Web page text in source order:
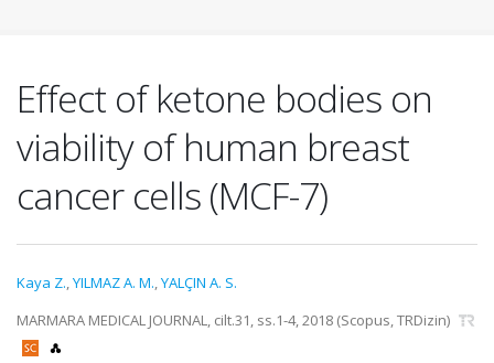
Effect of ketone bodies on
viability of human breast
cancer cells (MCF-7)
Kaya Z.,YILMAZ A. M.,YALÇIN A. S.
MARMARA MEDICAL JOURNAL, cilt.31, ss.1-4, 2018 (Scopus, TRDizin)